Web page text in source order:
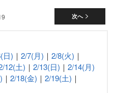
次へ
日) ｜ 2/7(月) ｜ 2/8(火) ｜
12(土) ｜ 2/13(日) ｜ 2/14(月)
｜ 2/18(金) ｜ 2/19(土) ｜